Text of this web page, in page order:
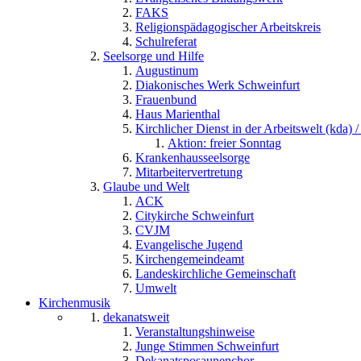
FAKS
Religionspädagogischer Arbeitskreis
Schulreferat
Seelsorge und Hilfe
Augustinum
Diakonisches Werk Schweinfurt
Frauenbund
Haus Marienthal
Kirchlicher Dienst in der Arbeitswelt (kda) /
Aktion: freier Sonntag
Krankenhausseelsorge
Mitarbeitervertretung
Glaube und Welt
ACK
Citykirche Schweinfurt
CVJM
Evangelische Jugend
Kirchengemeindeamt
Landeskirchliche Gemeinschaft
Umwelt
Kirchenmusik
dekanatsweit
Veranstaltungshinweise
Junge Stimmen Schweinfurt